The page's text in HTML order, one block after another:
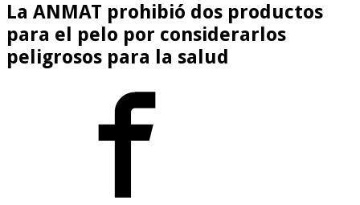
La ANMAT prohibió dos productos
para el pelo por considerarlos
peligrosos para la salud